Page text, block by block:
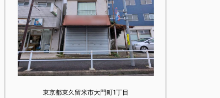
東京都東久留米市大門町1丁目